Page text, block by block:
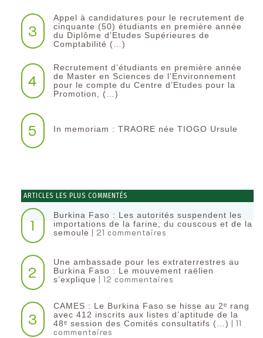
3
Appel à candidatures pour le recrutement de
cinquante (50) étudiants en première année
du Diplôme d’Etudes Supérieures de
Comptabilité (…)
4
Recrutement d’étudiants en première année
de Master en Sciences de l’Environnement
pour le compte du Centre d’Etudes pour la
Promotion, (…)
5 In memoriam : TRAORE née TIOGO Ursule
ARTICLES LES PLUS COMMENTÉS
1
Burkina Faso : Les autorités suspendent les
importations de la farine, du couscous et de la
semoule | 21 commentaires
2
Une ambassade pour les extraterrestres au
Burkina Faso : Le mouvement raëlien
s’explique | 12 commentaires
3
CAMES : Le Burkina Faso se hisse au 2ᵉ rang
avec 412 inscrits aux listes d’aptitude de la
48ᵉ session des Comités consultatifs (…) | 11
commentaires